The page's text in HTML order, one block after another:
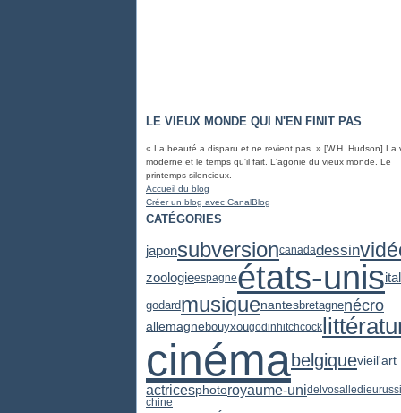
LE VIEUX MONDE QUI N'EN FINIT PAS
« La beauté a disparu et ne revient pas. » [W.H. Hudson] La
moderne et le temps qu'il fait. L'agonie du vieux monde. Le
printemps silencieux.
Accueil du blog
Créer un blog avec CanalBlog
CATÉGORIES
japonsubversioncanadadessin
zoologieespagneétats-unis
godardmusiquenantesbretagnenécro
allemagnebouyxougodinhitchcock
cinémabelgiquevieil'art
actricesphotoroyaume-unidelvosalledieu
chine